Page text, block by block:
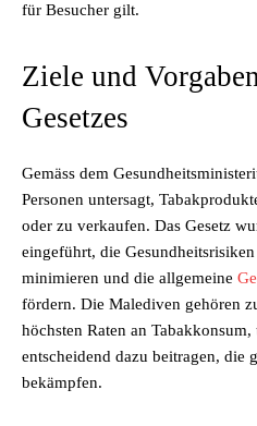
für Besucher gilt.
Ziele und
Gesetzes
Gemäss dem
Personen untersagt,
oder zu verkaufen. Das Gesetz
eingeführt, die
minimieren und die allgemeine
fördern. Die Malediven gehören
höchsten Raten an
entscheidend dazu beitragen, die
bekämpfen.